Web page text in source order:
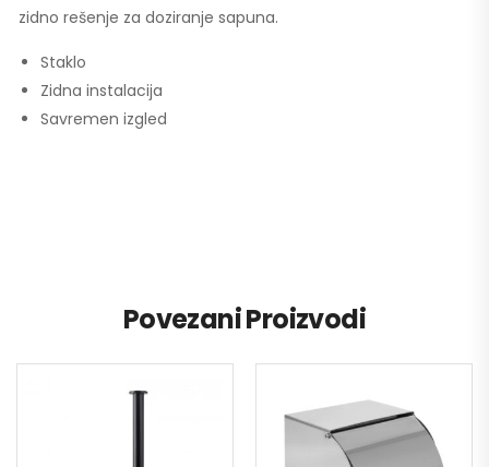
zidno rešenje za doziranje sapuna.
Staklo
Zidna instalacija
Savremen izgled
Povezani Proizvodi